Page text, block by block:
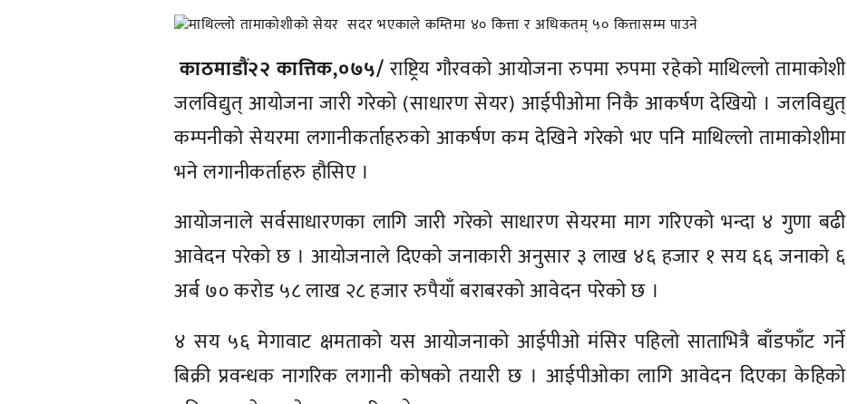
काठमाडौं२२ कात्तिक,०७५/राष्ट्रिय गौरवको आयोजना रुपमा रुपमा रहेको माथिल्लो तामाकोशी
जलविद्युत् आयोजना जारी गरेको (साधारण सेयर) आईपीओमा निकै आकर्षण देखियो । जलविद्युत्
कम्पनीको सेयरमा लगानीकर्ताहरुको आकर्षण कम देखिने गरेको भए पनि माथिल्लो तामाकोशीमा
भने लगानीकर्ताहरु हौसिए ।
आयोजनाले सर्वसाधारणका लागि जारी गरेको साधारण सेयरमा माग गरिएको भन्दा ४ गुणा बढी
आवेदन परेको छ । आयोजनाले दिएको जनाकारी अनुसार ३ लाख ४६ हजार १ सय ६६ जनाको ६
अर्ब ७० करोड ५८ लाख २८ हजार रुपैयाँ बराबरको आवेदन परेको छ ।
४ सय ५६ मेगावाट क्षमताको यस आयोजनाको आईपीओ मंसिर पहिलो साताभित्रै बाँडफाँट गर्ने
बिक्री प्रवन्धक नागरिक लगानी कोषको तयारी छ । आईपीओका लागि आवेदन दिएका केहिको